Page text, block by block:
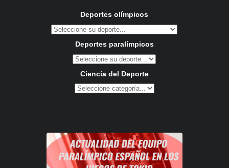
Deportes olímpicos
Deportes paralímpicos
Ciencia del Deporte